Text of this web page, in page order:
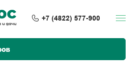
+7 (4822) 577-900